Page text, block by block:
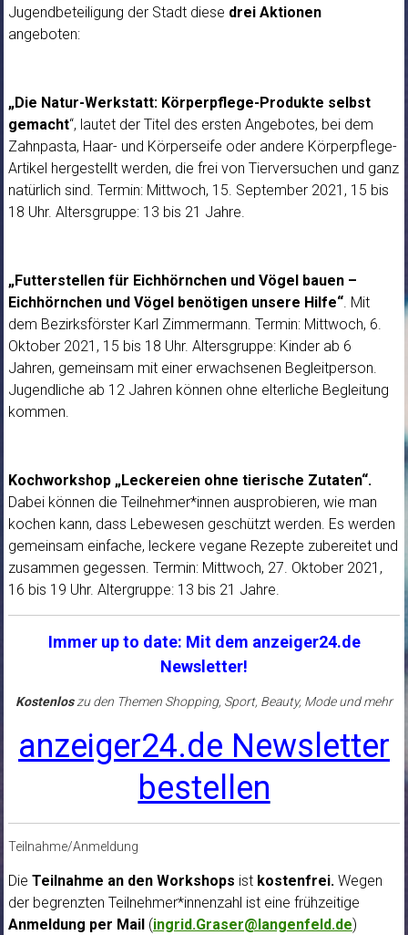
Jugendbeteiligung der Stadt diese drei Aktionen
angeboten:
„Die Natur-Werkstatt: Körperpflege-Produkte selbst
gemacht“, lautet der Titel des ersten Angebotes, bei dem
Zahnpasta, Haar- und Körperseife oder andere Körperpflege-
Artikel hergestellt werden, die frei von Tierversuchen und ganz
natürlich sind. Termin: Mittwoch, 15. September 2021, 15 bis
18 Uhr. Altersgruppe: 13 bis 21 Jahre.
„Futterstellen für Eichhörnchen und Vögel bauen –
Eichhörnchen und Vögel benötigen unsere Hilfe“. Mit
dem Bezirksförster Karl Zimmermann. Termin: Mittwoch, 6.
Oktober 2021, 15 bis 18 Uhr. Altersgruppe: Kinder ab 6
Jahren, gemeinsam mit einer erwachsenen Begleitperson.
Jugendliche ab 12 Jahren können ohne elterliche Begleitung
kommen.
Kochworkshop „Leckereien ohne tierische Zutaten“.
Dabei können die Teilnehmer*innen ausprobieren, wie man
kochen kann, dass Lebewesen geschützt werden. Es werden
gemeinsam einfache, leckere vegane Rezepte zubereitet und
zusammen gegessen. Termin: Mittwoch, 27. Oktober 2021,
16 bis 19 Uhr. Altergruppe: 13 bis 21 Jahre.
Immer up to date: Mit dem anzeiger24.de
Newsletter!
Kostenloszu den Themen Shopping, Sport, Beauty, Mode und mehr
anzeiger24.de Newsletter
bestellen
Teilnahme/Anmeldung
Die Teilnahme an den Workshops ist kostenfrei.Wegen
der begrenzten Teilnehmer*innenzahl ist eine frühzeitige
Anmeldung per Mail(ingrid.Graser@langenfeld.de)